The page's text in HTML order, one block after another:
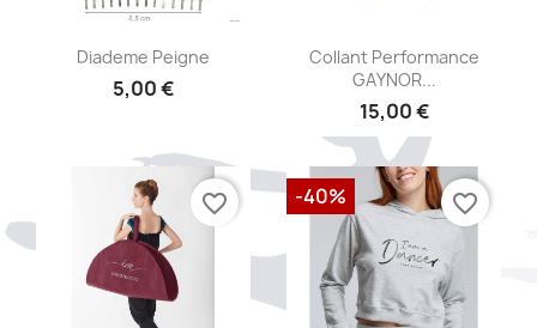
Aperçu rapide
Diademe Peigne
5,00 €
Aperçu rapide
Collant Performance
GAYNOR...
15,00 €
favorite_border -40% favorite_border